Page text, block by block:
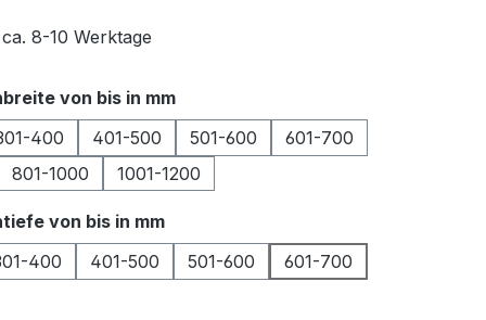
8-10 Werktage
von bis in mmauswählen
400
401-500 501-600
601-700
801-1000
1001-1200
von bis in mmauswählen
400
401-500 501-600 601-700